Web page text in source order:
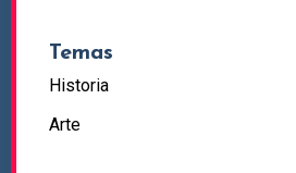
Temas
Historia
Arte